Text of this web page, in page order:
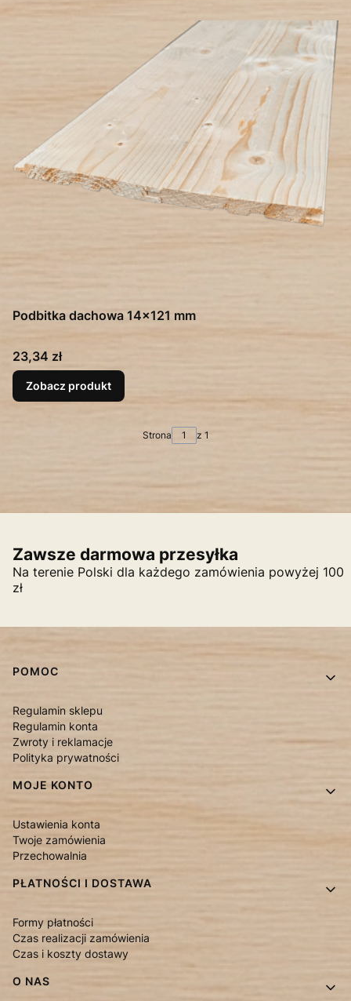
Podbitka dachowa 14x121 mm
Cena
23,34 zł
Zobacz produkt
Strona z 1
Zawsze darmowa przesyłka
Na terenie Polski dla każdego zamówienia powyżej 100
zł
Linki w stopce
POMOC
Regulamin sklepu
Regulamin konta
Zwroty i reklamacje
Polityka prywatności
MOJE KONTO
Ustawienia konta
Twoje zamówienia
Przechowalnia
PŁATNOŚCI I DOSTAWA
Formy płatności
Czas realizacji zamówienia
Czas i koszty dostawy
O NAS